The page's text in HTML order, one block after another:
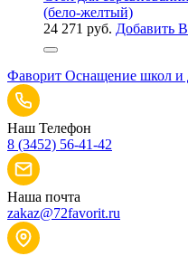
(бело-желтый)
24 271 руб. Добавить
Фаворит Оснащение школ и
Наш Телефон
8 (3452) 56-41-42
Наша почта
zakaz@72favorit.ru